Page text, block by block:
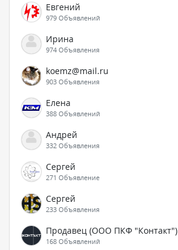
Евгений
979 Объявлений
Ирина
974 Объявления
koemz@mail.ru
903 Объявления
Елена
388 Объявлений
Андрей
332 Объявления
Сергей
271 Объявление
Сергей
233 Объявления
Продавец (ООО ПКФ "Контакт")
168 Объявлений